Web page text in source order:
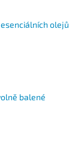
esenciálních olejů
balené